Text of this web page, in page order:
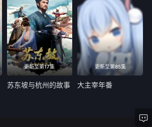
更新至第17集
苏东坡与杭州的故事
更新至第85集
大主宰年番